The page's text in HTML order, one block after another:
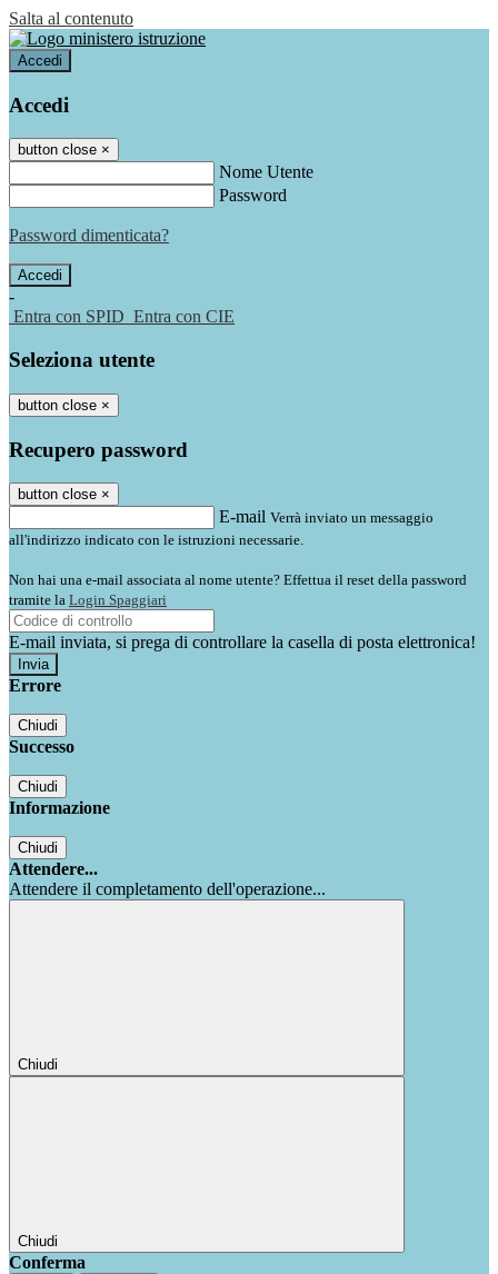
Salta al contenuto
Accedi
Accedi
button close ×
Nome Utente
Password
Password dimenticata?
-
Entra con SPID Entra con CIE
Seleziona utente
button close ×
Recupero password
button close ×
E-mail Verrà inviato un messaggio
all'indirizzo indicato con le istruzioni necessarie.
Non hai una e-mail associata al nome utente? Effettua il reset della password
tramite la Login Spaggiari
E-mail inviata, si prega di controllare la casella di posta elettronica!
Errore
Chiudi
Successo
Chiudi
Informazione
Chiudi
Attendere...
Attendere il completamento dell'operazione...
Chiudi
Chiudi
Conferma